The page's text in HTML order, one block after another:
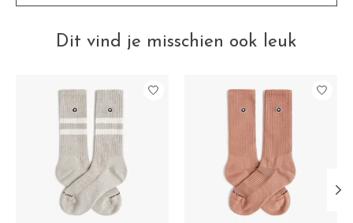
Dit vind je misschien ook leuk
Items van productcarrousel